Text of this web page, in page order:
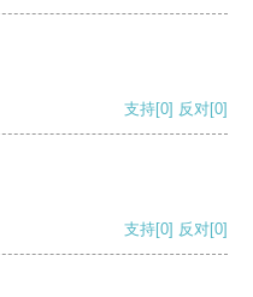
支持[0] 反对[0]
支持[0] 反对[0]